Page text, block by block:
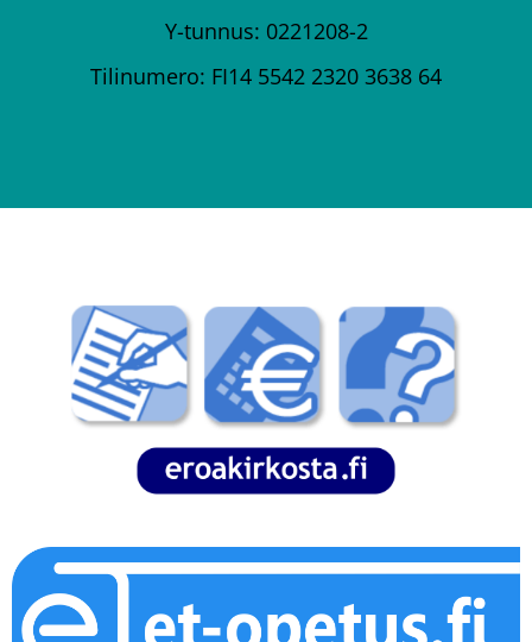
Y-tunnus: 0221208-2
Tilinumero: FI14 5542 2320 3638 64